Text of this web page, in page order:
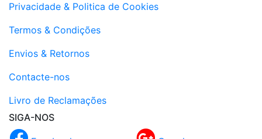
Privacidade & Politica de Cookies
Termos & Condições
Envios & Retornos
Contacte-nos
Livro de Reclamações
SIGA-NOS